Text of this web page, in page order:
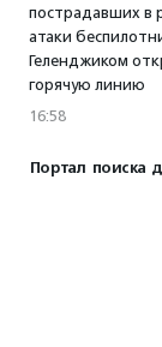
пострадавших в
атаки
Геленджиком
горячую линию
16:58
Портал поиска